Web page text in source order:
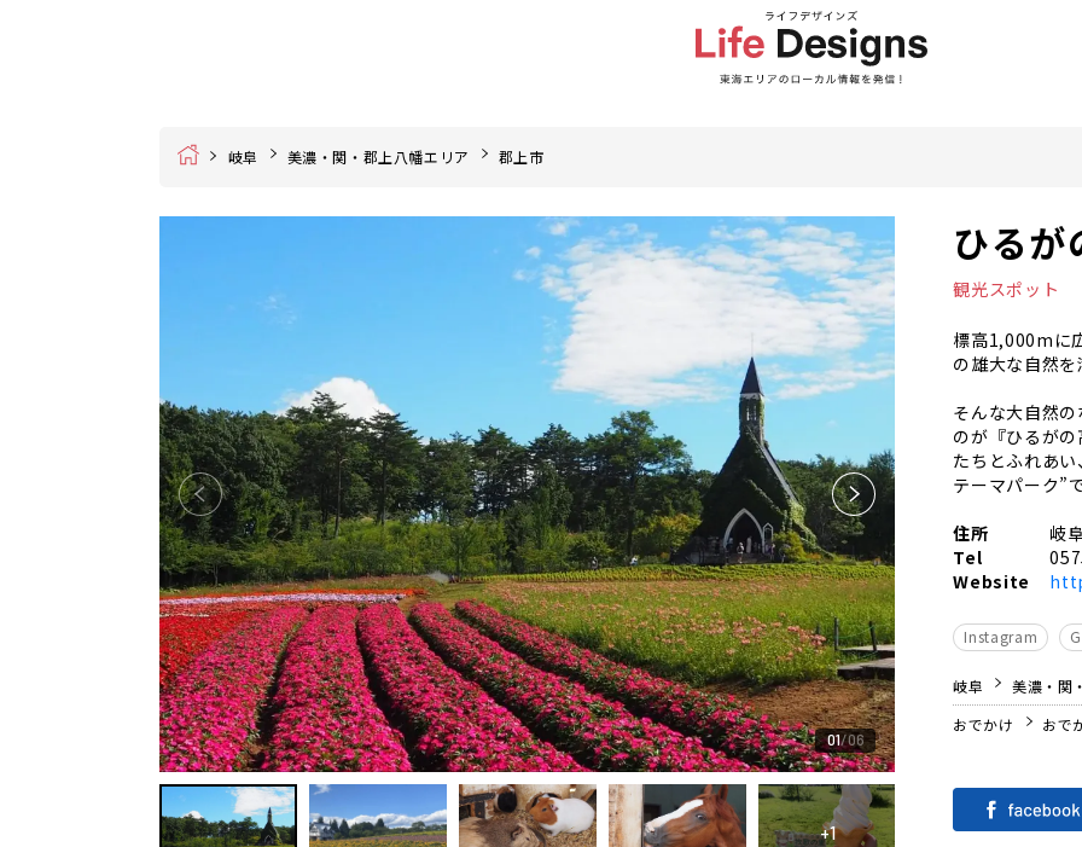
Home 岐阜 美濃・関・郡上八幡エリア 郡上市
01 06
+1
ひる
観光スポット
標高1,000mに
の雄大な自然
そんな大自然
のが『ひるが
たちとふれあ
テーマパーク”
住所
岐
Tel
Website
Instagram
岐阜
美濃・関
おでかけ
おで